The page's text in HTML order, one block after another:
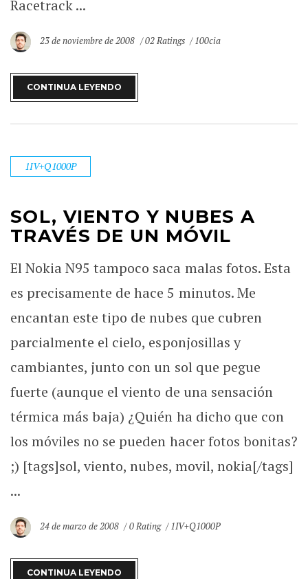
Racetrack ...
23 de noviembre de 2008 02 Ratings 100cia
CONTINUA LEYENDO
1IV+Q1000P
SOL, VIENTO Y NUBES A
TRAVÉS DE UN MÓVIL
El Nokia N95 tampoco saca malas fotos. Esta
es precisamente de hace 5 minutos. Me
encantan este tipo de nubes que cubren
parcialmente el cielo, esponjosillas y
cambiantes, junto con un sol que pegue
fuerte (aunque el viento de una sensación
térmica más baja) ¿Quién ha dicho que con
los móviles no se pueden hacer fotos bonitas?
;) [tags]sol, viento, nubes, movil, nokia[/tags]
...
24 de marzo de 2008 0 Rating 1IV+Q1000P
CONTINUA LEYENDO